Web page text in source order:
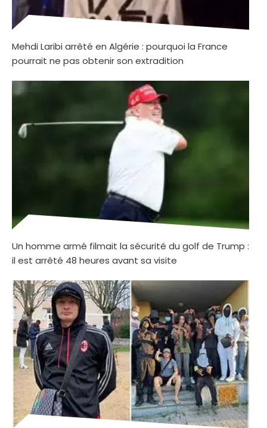
Mehdi Laribi arrêté en Algérie : pourquoi la France
pourrait ne pas obtenir son extradition
Un homme armé filmait la sécurité du golf de Trump :
il est arrêté 48 heures avant sa visite